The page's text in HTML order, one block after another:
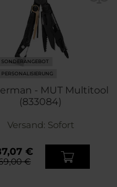
SONDERANGEBOT
PERSONALISIERUNG
- MUT Multitool
(833084)
Versand: Sofort
€
€